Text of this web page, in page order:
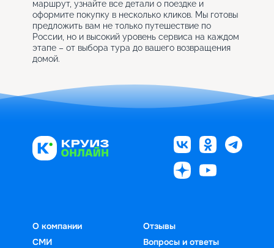
маршрут, узнайте все детали о поездке и
оформите покупку в несколько кликов. Мы готовы
предложить вам не только путешествие по
России, но и высокий уровень сервиса на каждом
этапе – от выбора тура до вашего возвращения
домой.
О компании
СМИ
Отзывы
Вопросы и ответы